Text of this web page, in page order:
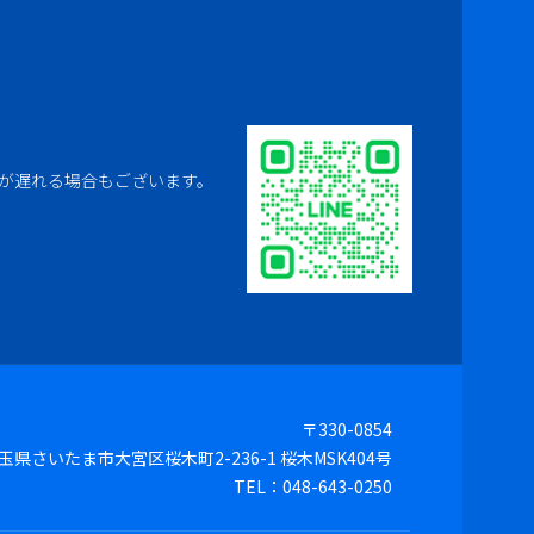
れる場合もございます。
〒330-0854
県さいたま市大宮区桜木町2-236-1 桜木MSK404号
TEL：048-643-0250